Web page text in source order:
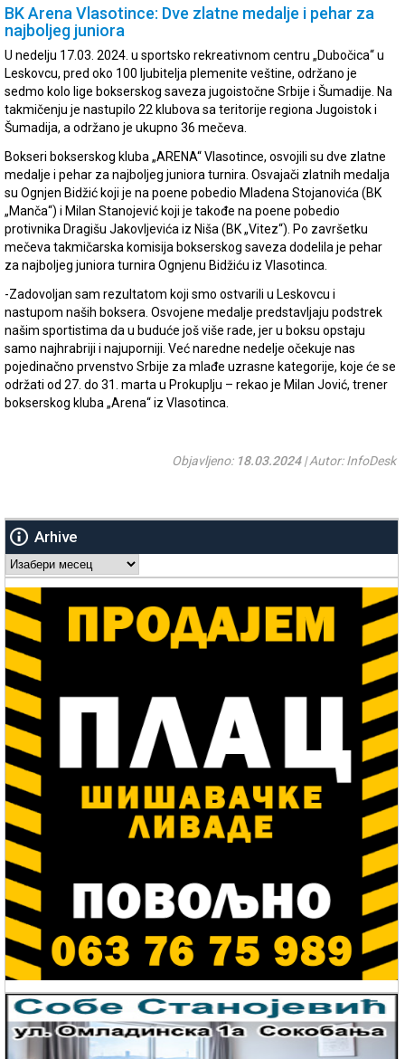
BK Arena Vlasotince: Dve zlatne medalje i pehar za
najboljeg juniora
U nedelju 17.03. 2024. u sportsko rekreativnom centru „Dubočica“ u
Leskovcu, pred oko 100 ljubitelja plemenite veštine, održano je
sedmo kolo lige bokserskog saveza jugoistočne Srbije i Šumadije. Na
takmičenju je nastupilo 22 klubova sa teritorije regiona Jugoistok i
Šumadija, a održano je ukupno 36 mečeva.
Bokseri bokserskog kluba „ARENA“ Vlasotince, osvojili su dve zlatne
medalje i pehar za najboljeg juniora turnira. Osvajači zlatnih medalja
su Ognjen Bidžić koji je na poene pobedio Mladena Stojanovića (BK
„Manča“) i Milan Stanojević koji je takođe na poene pobedio
protivnika Dragišu Jakovljevića iz Niša (BK „Vitez“). Po završetku
mečeva takmičarska komisija bokserskog saveza dodelila je pehar
za najboljeg juniora turnira Ognjenu Bidžiću iz Vlasotinca.
-Zadovoljan sam rezultatom koji smo ostvarili u Leskovcu i
nastupom naših boksera. Osvojene medalje predstavljaju podstrek
našim sportistima da u buduće još više rade, jer u boksu opstaju
samo najhrabriji i najuporniji. Već naredne nedelje očekuje nas
pojedinačno prvenstvo Srbije za mlađe uzrasne kategorije, koje će se
održati od 27. do 31. marta u Prokuplju – rekao je Milan Jović, trener
bokserskog kluba „Arena“ iz Vlasotinca.
Objavljeno: 18.03.2024| Autor: InfoDesk
Arhive
Arhive